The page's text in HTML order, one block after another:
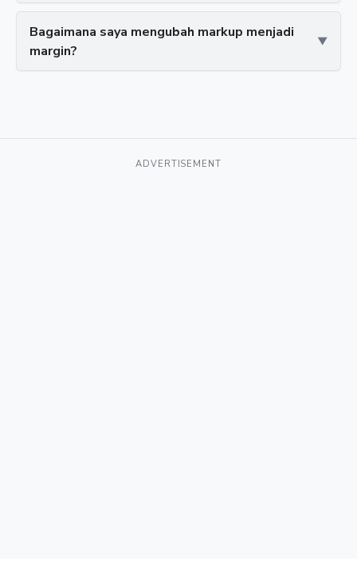
Bagaimana saya mengubah markup menjadi
margin?
ADVERTISEMENT